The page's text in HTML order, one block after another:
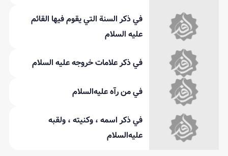
في ذكر السنة التي يقوم فيها القائم
عليه‌ السلام
في ذكر علامات خروجه عليه‌ السلام
في من رآه عليه‌السلام
في ذكر اسمه ، وكنيته ، ولقبه
عليه‌السلام